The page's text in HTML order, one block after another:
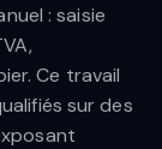
: saisie
Ce travail
sur des